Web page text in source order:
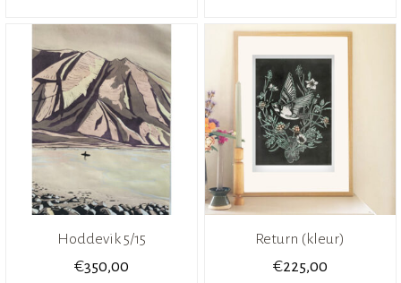
Hoddevik 5/15
€350,00
Return (kleur)
€225,00